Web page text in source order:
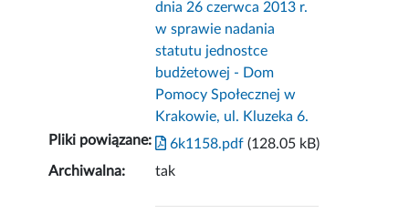
dnia 26 czerwca 2013 r.
w sprawie nadania
statutu jednostce
budżetowej - Dom
Pomocy Społecznej w
Krakowie, ul. Kluzeka 6.
Pliki powiązane: 6k1158.pdf (128.05 kB)
Archiwalna:
tak